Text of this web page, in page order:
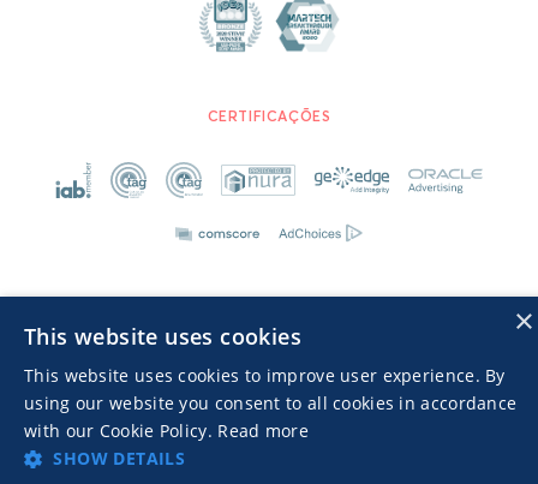
© 2026 MGID Inc. Todos os direitos reservados.
Advertisers TOS Política de privacidade
CERTIFICAÇÕES
×
This website uses cookies
This website uses cookies to improve user experience. By
using our website you consent to all cookies in accordance
with our Cookie Policy. Read more
SHOW DETAILS